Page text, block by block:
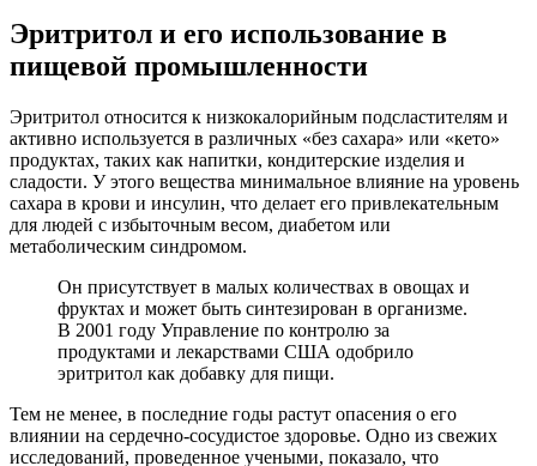
Эритритол и его использование в
пищевой промышленности
Эритритол относится к низкокалорийным подсластителям и
активно используется в различных «без сахара» или «кето»
продуктах, таких как напитки, кондитерские изделия и
сладости. У этого вещества минимальное влияние на уровень
сахара в крови и инсулин, что делает его привлекательным
для людей с избыточным весом, диабетом или
метаболическим синдромом.
Он присутствует в малых количествах в овощах и
фруктах и может быть синтезирован в организме.
В 2001 году Управление по контролю за
продуктами и лекарствами США одобрило
эритритол как добавку для пищи.
Тем не менее, в последние годы растут опасения о его
влиянии на сердечно-сосудистое здоровье. Одно из свежих
исследований, проведенное учеными, показало, что